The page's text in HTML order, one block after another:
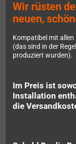
Wir rüsten
neuen,
Kompatibel mit allen
(das sind in der
produziert wurden).
Im Preis ist
Installation
die